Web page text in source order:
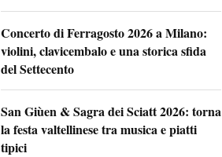
Concerto di Ferragosto 2026 a Milano:
violini, clavicembalo e una storica sfida
del Settecento
San Giùen & Sagra dei Sciatt 2026: torna
la festa valtellinese tra musica e piatti
tipici